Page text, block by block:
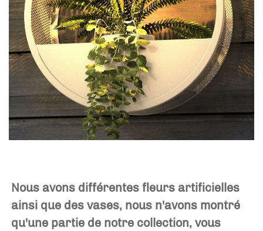
Nous avons différentes fleurs artificielles
ainsi que des vases, nous n'avons montré
qu'une partie de notre collection, vous